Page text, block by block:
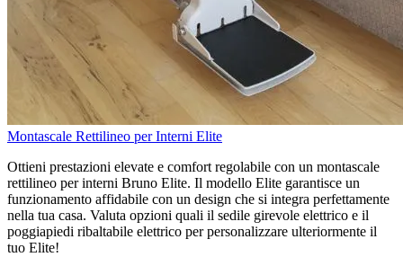
Montascale Rettilineo per Interni Elite
Ottieni prestazioni elevate e comfort regolabile con un montascale
rettilineo per interni Bruno Elite. Il modello Elite garantisce un
funzionamento affidabile con un design che si integra perfettamente
nella tua casa. Valuta opzioni quali il sedile girevole elettrico e il
poggiapiedi ribaltabile elettrico per personalizzare ulteriormente il
tuo Elite!